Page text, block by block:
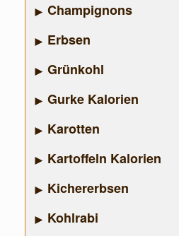
Champignons
Erbsen
Grünkohl
Gurke Kalorien
Karotten
Kartoffeln Kalorien
Kichererbsen
Kohlrabi